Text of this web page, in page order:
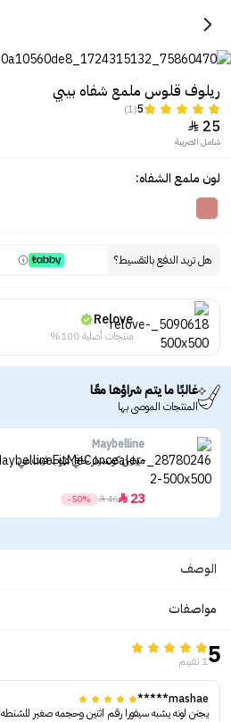
ريلوف قلوس ملمع شفاه بيبي
5
(1)
25

شامل الضريبة
لون ملمع الشفاه:
هل تريد الدفع بالتقسيط؟
Relove
منتجات أصلية 100%
غالبًا ما يتم شراؤها معًا
المنتجات الموصى بها
Maybelline
ميبلين كونسيلر خافي عيوب فيت مي
23

46

-50%
الوصف
مواصفات
51 تقييم
mashae*****
يجنن لونه يشبه سيفورا رقم اثنين وحجمه صغير للشنطه